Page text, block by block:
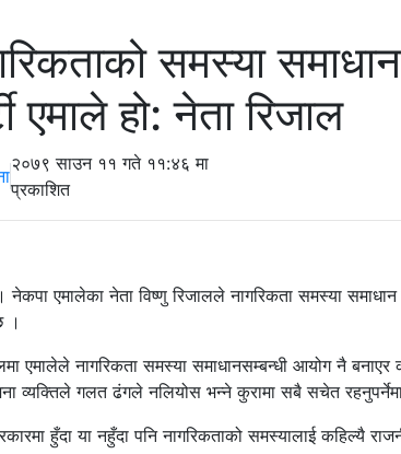
समस्या
एमाले हो: नेता रिजाल
२०७९ साउन ११ गते ११:४६ मा
प्रकाशित
नेकपा एमालेका नेता विष्णु रिजालले नागरिकता समस्या समाधान
।
एमालेले नागरिकता समस्या समाधानसम्बन्धी आयोग नै
व्यक्तिले गलत ढंगले नलियोस भन्ने कुरामा सबै सचेत
हुँदा या नहुँदा पनि नागरिकताको समस्यालाई कहिल्यै